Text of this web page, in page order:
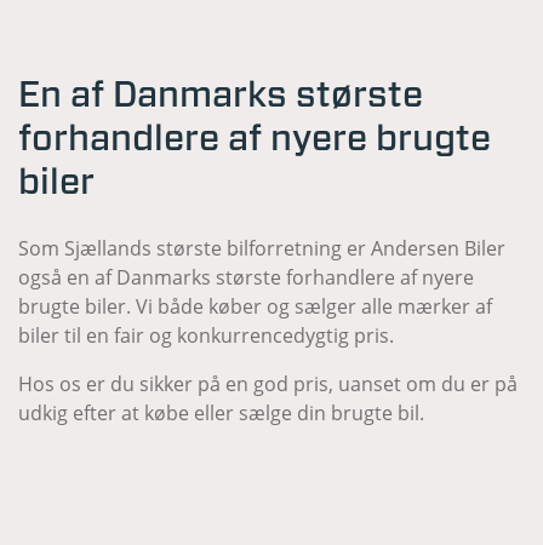
En af Danmarks største
forhandlere af nyere brugte
biler
Som Sjællands største bilforretning er Andersen Biler
også en af Danmarks største forhandlere af nyere
brugte biler. Vi både køber og sælger alle mærker af
biler til en fair og konkurrencedygtig pris.
Hos os er du sikker på en god pris, uanset om du er på
udkig efter at købe eller sælge din brugte bil.